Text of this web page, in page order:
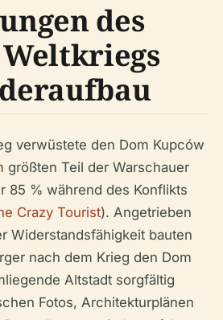
des
verwüstete den Dom Kupców
größten Teil der Warschauer
85 % während des Konflikts
Crazy Tourist). Angetrieben
Widerstandsfähigkeit bauten
nach dem Krieg den Dom
Altstadt sorgfältig
Fotos, Architekturplänen